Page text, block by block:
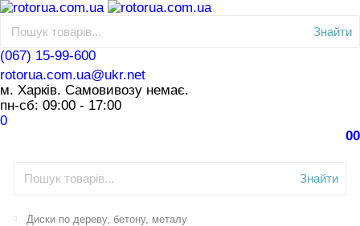
Знайти
(067) 15-99-600
rotorua.com.ua@ukr.net
м. Харків. Самовивозу немає.
пн-сб: 09:00 - 17:00
0
00
Знайти
Диски по дереву, бетону, металу